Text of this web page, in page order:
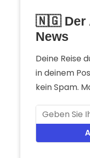
🇳🇬 Der
News
Deine Reise
in deinem
kein Spam.